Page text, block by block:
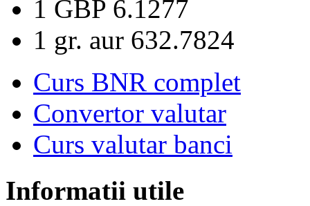
1 GBP 6.1277
1 gr. aur 632.7824
Curs BNR complet
Convertor valutar
Curs valutar banci
Informatii utile